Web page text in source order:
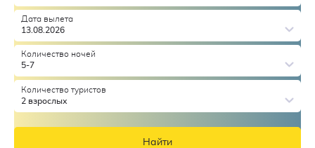
Дата вылета
13.08.2026
Количество ночей
5-7
Количество туристов
2 взрослых
Найти